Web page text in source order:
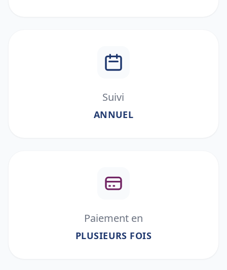
Suivi
ANNUEL
Paiement en
PLUSIEURS FOIS